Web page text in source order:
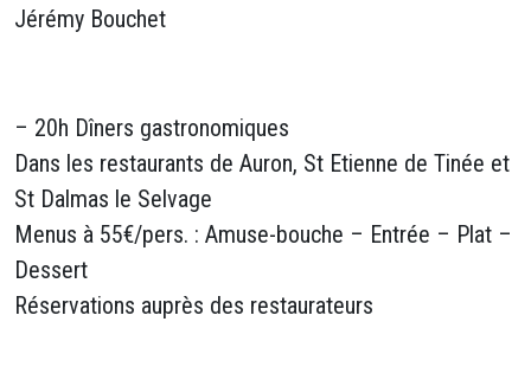
Jérémy Bouchet
– 20h Dîners gastronomiques
Dans les restaurants de Auron, St Etienne de Tinée et
St Dalmas le Selvage
Menus à 55€/pers. : Amuse-bouche – Entrée – Plat –
Dessert
Réservations auprès des restaurateurs